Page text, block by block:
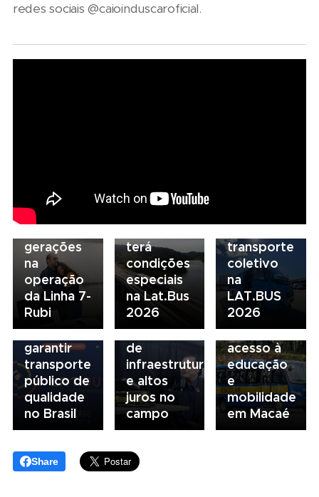
redes sociais @caioinduscaroficial.
amor pela
ferrovia
gerações
na
operação
da Linha 7-
Rubi
Scania
terá
condições
especiais
na Lat.Bus
2026
transporte
coletivo
na
LAT.BUS
2026
Seminário
Nacional
debate
novo
modelo
de
financiamento
para
garantir
transporte
público de
qualidade
no Brasil
05/08/2026
Presidente
da FAESP
alerta para
gargalos
de
infraestrutura
e altos
juros no
campo
04/08/2026
Renovação
da frota
escolar
fortalece
acesso à
educação
e
mobilidade
em Macaé
Share